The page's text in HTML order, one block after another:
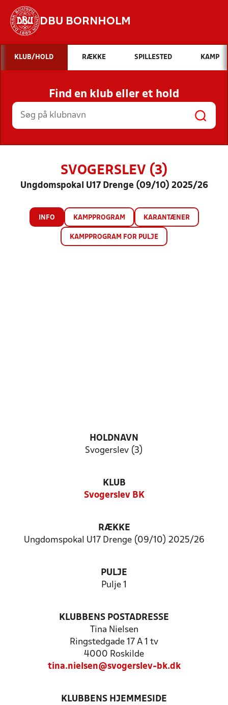
DBU BORNHOLM
Hvad vil du søge efter?
INDHOLD OG NYHEDER
STILLINGER, RESULTATER, KLUBBER OG
HOLD
KLUB/HOLD RÆKKE SPILLESTED KAMP
Find en klub eller et hold
SVOGERSLEV (3)
Ungdomspokal U17 Drenge (09/10) 2025/26
INFO KAMPPROGRAM KARANTÆNER
KAMPPROGRAM FOR PULJE
HOLDNAVN
Svogerslev (3)
KLUB
Svogerslev BK
RÆKKE
Ungdomspokal U17 Drenge (09/10) 2025/26
PULJE
Pulje 1
KLUBBENS POSTADRESSE
Tina Nielsen
Ringstedgade 17 A 1 tv
4000 Roskilde
tina.nielsen@svogerslev-bk.dk
KLUBBENS HJEMMESIDE